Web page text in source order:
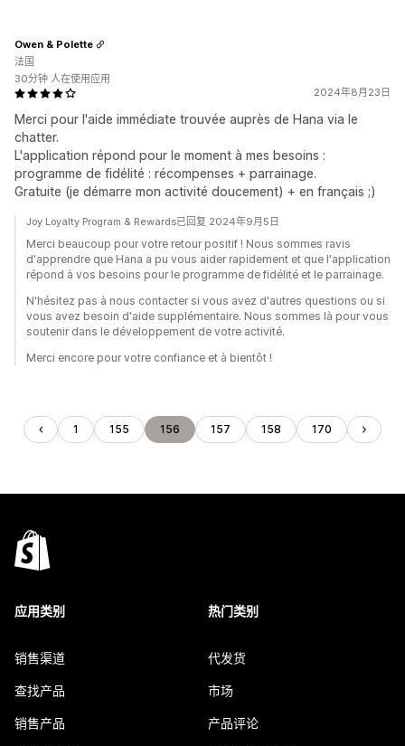
2024年8月23日
Merci pour l'aide immédiate trouvée auprès de Hana via le
chatter.
L'application répond pour le moment à mes besoins :
programme de fidélité : récompenses + parrainage.
Gratuite (je démarre mon activité doucement) + en français ;)
Owen & Polette
法国
30分钟 人在使用应用
Joy Loyalty Program & Rewards已回复 2024年9月5日
Merci beaucoup pour votre retour positif ! Nous sommes ravis
d'apprendre que Hana a pu vous aider rapidement et que l'application
répond à vos besoins pour le programme de fidélité et le parrainage.
N'hésitez pas à nous contacter si vous avez d'autres questions ou si
vous avez besoin d'aide supplémentaire. Nous sommes là pour vous
soutenir dans le développement de votre activité.
Merci encore pour votre confiance et à bientôt !
1 155 156 157 158 170
应用类别
销售渠道
查找产品
销售产品
热门类别
代发货
市场
产品评论